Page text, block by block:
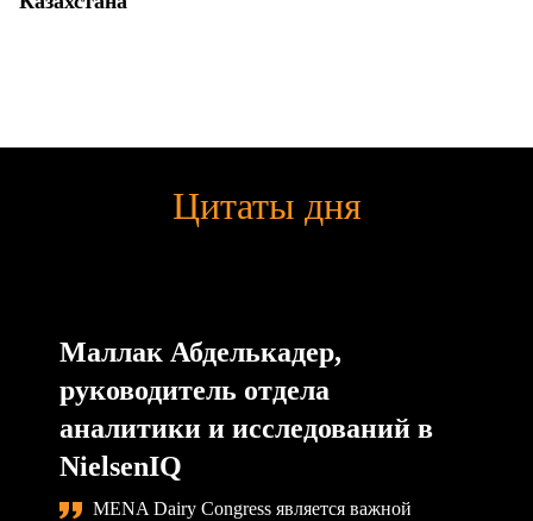
Цитаты дня
Маллак Абделькадер,
руководитель отдела
аналитики и исследований в
NielsenIQ
MENA Dairy Congress является важной